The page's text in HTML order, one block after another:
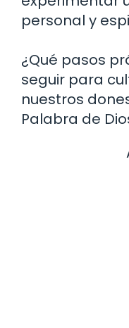
personal y
¿Qué pasos
seguir para
nuestros
Palabra de